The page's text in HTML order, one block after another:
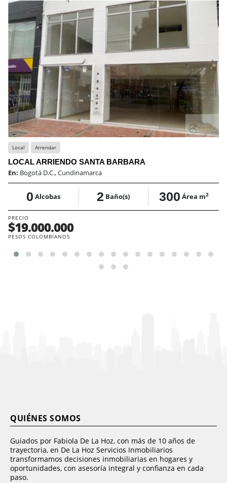
Local Arrendar
LOCAL ARRIENDO SANTA BARBARA
En: Bogotá D.C., Cundinamarca
0 Alcobas 2 Baño(s) 300 Área m2
PRECIO
$19.000.000
PESOS COLOMBIANOS
QUIÉNES SOMOS
Guiados por Fabiola De La Hoz, con más de 10 años de
trayectoria, en De La Hoz Servicios Inmobiliarios
transformamos decisiones inmobiliarias en hogares y
oportunidades, con asesoría integral y confianza en cada
paso.